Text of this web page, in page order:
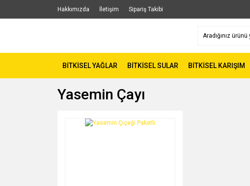
Hakkımızda İletişim Sipariş Takibi
BİTKİSEL YAĞLAR BİTKİSEL SULAR BİTKİSEL KARIŞIM
Yasemin Çayı